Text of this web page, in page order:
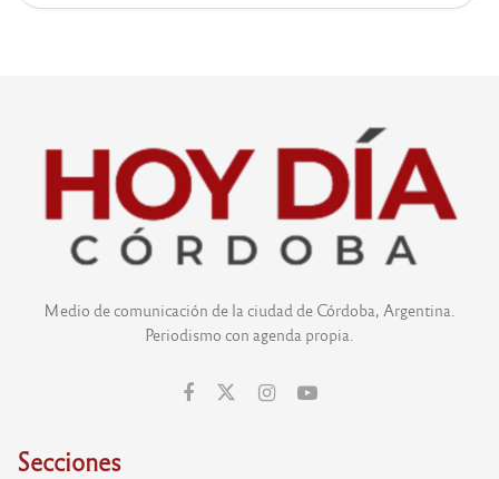
Medio de comunicación de la ciudad de Córdoba, Argentina.
Periodismo con agenda propia.
Secciones